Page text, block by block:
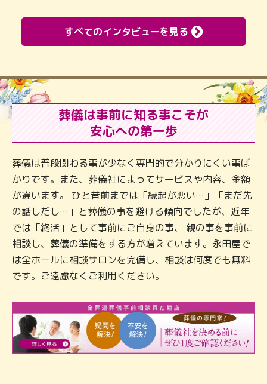
すべてのインタビューを見る
葬儀は事前に知る事こそが
安心への第一歩
葬儀は普段関わる事が少なく専門的で分かりにくい事ば
かりです。また、葬儀社によってサービスや内容、金額
が違います。 ひと昔前までは「縁起が悪い…」「まだ先
の話しだし…」と葬儀の事を避ける傾向でしたが、近年
では「終活」として事前にご自身の事、 親の事を事前に
相談し、葬儀の準備をする方が増えています。永田屋で
は全ホールに相談サロンを完備し、相談は何度でも無料
です。ご遠慮なくご利用ください。